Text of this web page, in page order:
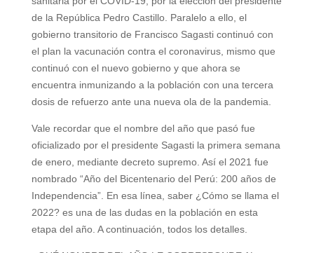
V
i
d
e
o
de la República Pedro Castillo. Paralelo a ello, el
gobierno transitorio de Francisco Sagasti continuó con
el plan la vacunación contra el coronavirus, mismo que
continuó con el nuevo gobierno y que ahora se
encuentra inmunizando a la población con una tercera
dosis de refuerzo ante una nueva ola de la pandemia.
Vale recordar que el nombre del año que pasó fue
oficializado por el presidente Sagasti la primera semana
de enero, mediante decreto supremo. Así el 2021 fue
nombrado “Año del Bicentenario del Perú: 200 años de
Independencia”. En esa línea, saber ¿Cómo se llama el
2022? es una de las dudas en la población en esta
etapa del año. A continuación, todos los detalles.